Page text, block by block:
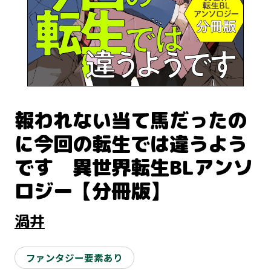
報われない当て馬だったの
に今回の転生では違うよう
です 異世界転生BLアンソ
ロジー【分冊版】
渦井
ファンタジー要素あり